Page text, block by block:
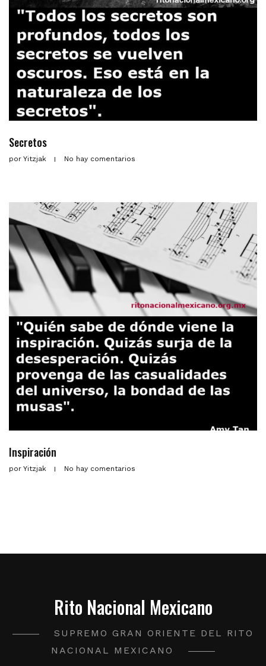
Secretos
por Yitzjak No hay comentarios
Inspiración
por Yitzjak No hay comentarios
Rito Nacional Mexicano
SUPREMO GRAN ORIENTE DEL RITO
NACIONAL MEXICANO